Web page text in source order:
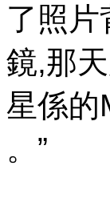
了照片
鏡,那
星係的
。”